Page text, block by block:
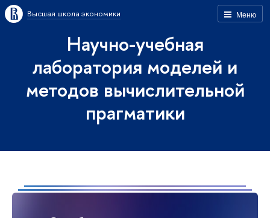
Меню
Высшая школа экономики
Научно-учебная
лаборатория моделей и
методов вычислительной
прагматики